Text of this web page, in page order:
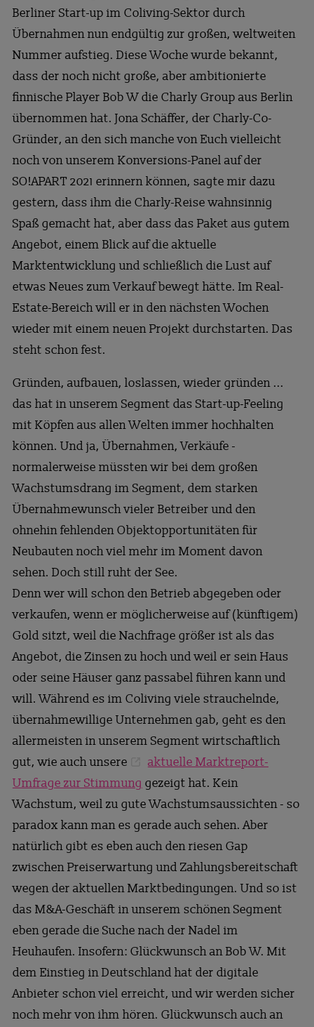
Berliner Start-up im Coliving-Sektor durch
Übernahmen nun endgültig zur großen, weltweiten
Nummer aufstieg. Diese Woche wurde bekannt,
dass der noch nicht große, aber ambitionierte
finnische Player Bob W die Charly Group aus Berlin
übernommen hat. Jona Schäffer, der Charly-Co-
Gründer, an den sich manche von Euch vielleicht
noch von unserem Konversions-Panel auf der
SO!APART 2021 erinnern können, sagte mir dazu
gestern, dass ihm die Charly-Reise wahnsinnig
Spaß gemacht hat, aber dass das Paket aus gutem
Angebot, einem Blick auf die aktuelle
Marktentwicklung und schließlich die Lust auf
etwas Neues zum Verkauf bewegt hätte. Im Real-
Estate-Bereich will er in den nächsten Wochen
wieder mit einem neuen Projekt durchstarten. Das
steht schon fest.
Gründen, aufbauen, loslassen, wieder gründen ...
das hat in unserem Segment das Start-up-Feeling
mit Köpfen aus allen Welten immer hochhalten
können. Und ja, Übernahmen, Verkäufe -
normalerweise müssten wir bei dem großen
Wachstumsdrang im Segment, dem starken
Übernahmewunsch vieler Betreiber und den
ohnehin fehlenden Objektopportunitäten für
Neubauten noch viel mehr im Moment davon
sehen. Doch still ruht der See.
Denn wer will schon den Betrieb abgegeben oder
verkaufen, wenn er möglicherweise auf (künftigem)
Gold sitzt, weil die Nachfrage größer ist als das
Angebot, die Zinsen zu hoch und weil er sein Haus
oder seine Häuser ganz passabel führen kann und
will. Während es im Coliving viele strauchelnde,
übernahmewillige Unternehmen gab, geht es den
allermeisten in unserem Segment wirtschaftlich
gut, wie auch unsere
aktuelle Marktreport-
Umfrage zur Stimmung gezeigt hat. Kein
Wachstum, weil zu gute Wachstumsaussichten - so
paradox kann man es gerade auch sehen. Aber
natürlich gibt es eben auch den riesen Gap
zwischen Preiserwartung und Zahlungsbereitschaft
wegen der aktuellen Marktbedingungen. Und so ist
das M&A-Geschäft in unserem schönen Segment
eben gerade die Suche nach der Nadel im
Heuhaufen. Insofern: Glückwunsch an Bob W. Mit
dem Einstieg in Deutschland hat der digitale
Anbieter schon viel erreicht, und wir werden sicher
noch mehr von ihm hören. Glückwunsch auch an